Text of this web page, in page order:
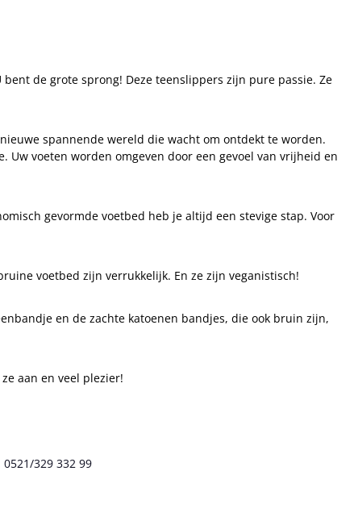
de grote sprong! Deze teenslippers zijn pure passie. Ze
spannende wereld die wacht om ontdekt te worden.
voeten worden omgeven door een gevoel van vrijheid en
gevormde voetbed heb je altijd een stevige stap. Voor
voetbed zijn verrukkelijk. En ze zijn veganistisch!
en de zachte katoenen bandjes, die ook bruin zijn,
aan en veel plezier!
329 332 99